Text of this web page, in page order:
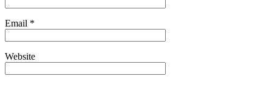
Email *
Website